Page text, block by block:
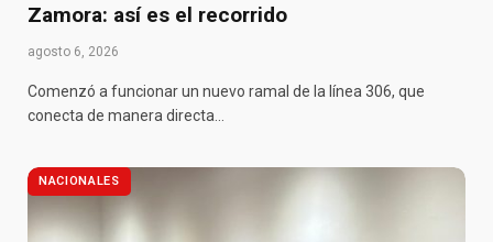
Zamora: así es el recorrido
agosto 6, 2026
Comenzó a funcionar un nuevo ramal de la línea 306, que
conecta de manera directa…
NACIONALES